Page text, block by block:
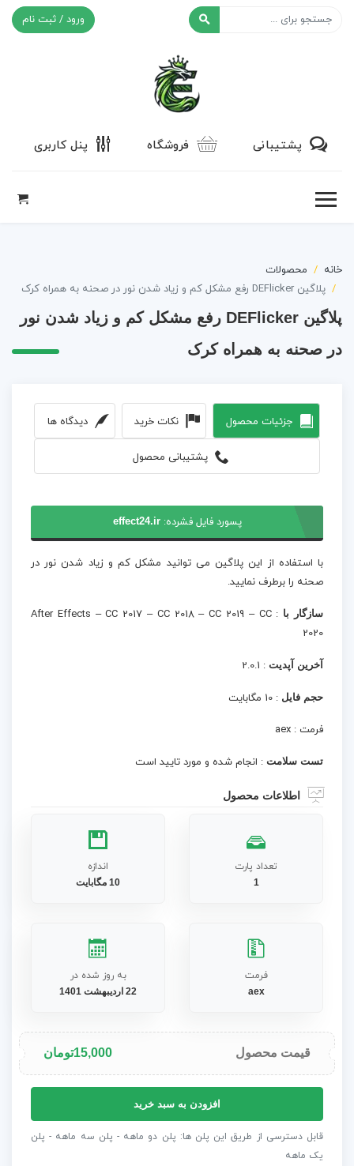
ورود / ثبت نام
پشتیبانی فروشگاه پنل کاربری
خانه
محصولات
پلاگین DEFlicker رفع مشکل کم و زیاد شدن نور در صحنه به همراه کرک
پلاگین DEFlicker رفع مشکل کم و زیاد شدن نور
در صحنه به همراه کرک
جزئیات محصول نکات خرید دیدگاه ها
پشتیبانی محصول
پسورد فایل فشرده:effect24.ir
با استفاده از این پلاگین می توانید مشکل کم و زیاد شدن نور در
صحنه را برطرف نمایید.
سازگار با
: After Effects – CC 2017 – CC 2018 – CC 2019 – CC
2020
آخرین آپدیت : 2.0.1
حجم فایل : 10 مگابایت
فرمت : aex
تست سلامت : انجام شده و مورد تایید است
اطلاعات محصول
تعداد پارت
1
اندازه
10 مگابایت
فرمت
aex
به روز شده در
22 اردیبهشت 1401
قیمت محصول 15,000تومان
رفع
مشکل
افزودن به سبد خرید
قابل دسترسی از طریق این پلن ها: پلن دو ماهه - پلن سه ماهه - پلن
یک ماهه